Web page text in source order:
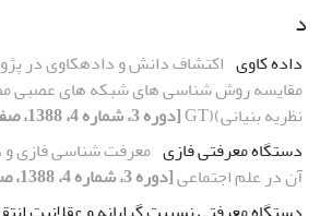
د
داده کاوی اکتشاف دانش و دادهکاوی در
نظریه بنیانی)(GT
[دوره 3، شماره 4، 1388، صفحه 93-111]
دستگاه معرفتی فازی معرفت شناسی فازی و
آن در علم اجتماعی[دوره 3، شماره 4، 1388، صفحه 38-60]